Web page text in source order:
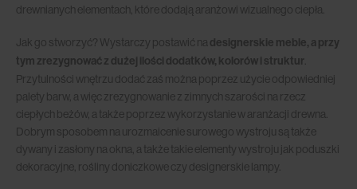
drewnianych elementach, które dodają aranżowi wizualnego ciepła.
Jak go stworzyć? Wystarczy postawić na designerskie meble, a przy
tym zrezygnować z dużej ilości dodatków, kolorów i struktur
Przytulności wnętrzu dodać zaś można poprzez użycie odpowiedniej
palety barw, a więc zrezygnowanie z zimnych szarości na rzecz
ciepłych beżów, a także poprzez wykorzystanie w aranżacji drewna.
Dobrym sposobem na urozmaicenie surowego wystroju są także
dywany i zasłony na okna, a także takie elementy wystroju jak poduszki
dekoracyjne, rośliny doniczkowe czy designerskie lampy.